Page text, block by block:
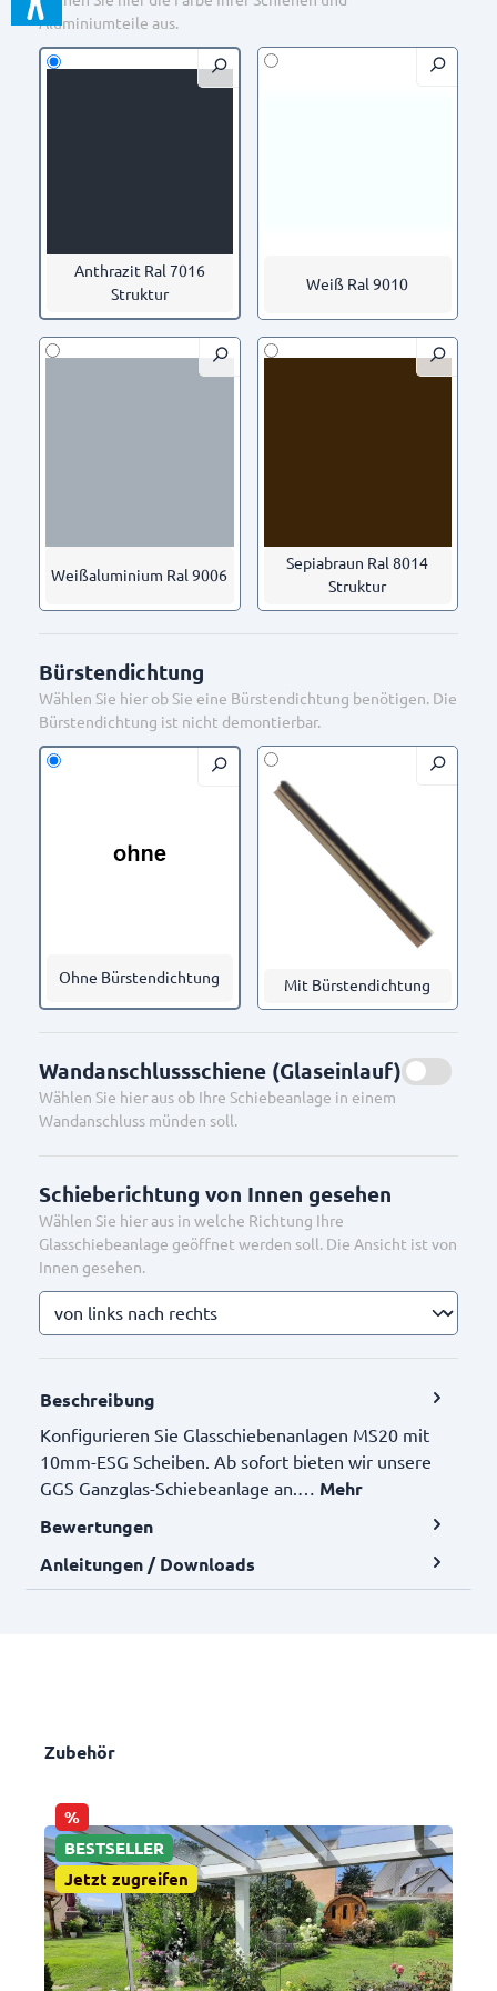
Aluminiumteile aus.
Anthrazit Ral 7016
Struktur
Weiß Ral 9010
Weißaluminium Ral 9006
Sepiabraun Ral 8014
Struktur
Bürstendichtung
Wählen Sie hier ob Sie eine Bürstendichtung benötigen. Die
Bürstendichtung ist nicht demontierbar.
Ohne Bürstendichtung Mit Bürstendichtung
Wandanschlussschiene (Glaseinlauf)
Wählen Sie hier aus ob Ihre Schiebeanlage in einem
Wandanschluss münden soll.
Schieberichtung von Innen gesehen
Wählen Sie hier aus in welche Richtung Ihre
Glasschiebeanlage geöffnet werden soll. Die Ansicht ist von
Innen gesehen.
Beschreibung
Konfigurieren Sie Glasschiebenanlagen MS20 mit
10mm-ESG Scheiben. Ab sofort bieten wir unsere
GGS Ganzglas-Schiebeanlage an.… Mehr
Bewertungen
Anleitungen / Downloads
Zubehör
%
BESTSELLER
Jetzt zugreifen